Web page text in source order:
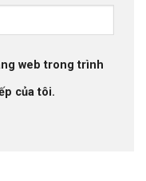
web trong trình
của tôi.